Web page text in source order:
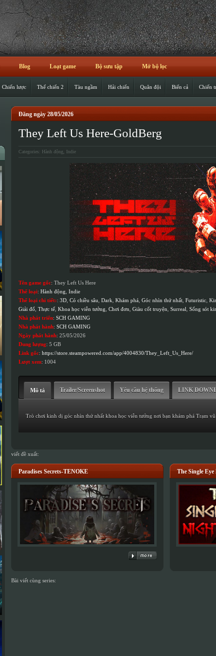
Blog Loạt game Bộ sưu tập Mở bộ lọc
Chiến lược Thế chiến 2 Tàu ngầm Hải chiến Quân đội Biển cả Chiến
Đăng ngày 28/05/2026
They Left Us Here-GoldBerg
Categories: Hành động Indie
Tên game gốc: They Left Us Here
Thể loại: Hành động Indie
Thể loại chi tiết:: 3D Có chiều sâu Dark Khám phá Góc nhìn thứ nhất Futuristic
Giải đố Thực tế Khoa học viễn tưởng Chơi đơn Giàu cốt truyện Surreal Sống sót
Nhà phát triển: SCH GAMING
Nhà phát hành: SCH GAMING
Ngày phát hành: 25/05/2026
Dung lượng: 5 GB
Link gốc: https://store.steampowered.com/app/4004830/They_Left_Us_Here/
Lượt xem: 1004
Mô tả Trailer/Screenshot Yêu cầu hệ thống LINK
Trò chơi kinh dị góc nhìn thứ nhất khoa học viễn tưởng nơi bạn khám phá Trạm
viết đề xuất:
Paradises Secrets-TENOKE The Single
Bài viết cùng series: